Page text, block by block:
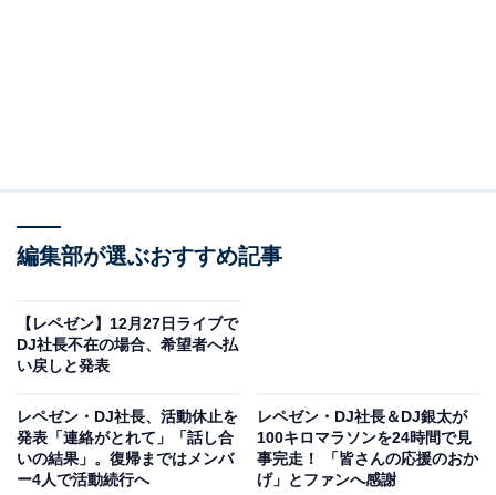
編集部が選ぶおすすめ記事
【レペゼン】12月27日ライブで
DJ社長不在の場合、希望者へ払
い戻しと発表
レペゼン・DJ社長、活動休止を
発表「連絡がとれて」「話し合
いの結果」。復帰まではメンバ
ー4人で活動続行へ
レペゼン・DJ社長＆DJ銀太が
100キロマラソンを24時間で見
事完走！ 「皆さんの応援のおか
げ」とファンへ感謝